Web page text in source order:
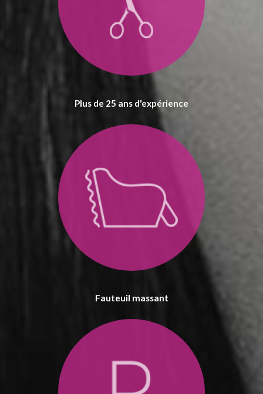
Plus de 25 ans d'expérience
Fauteuil massant